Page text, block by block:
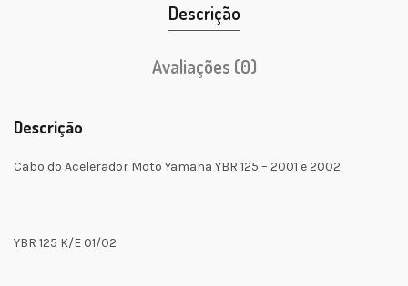
Descrição
Avaliações (0)
Descrição
Cabo do Acelerador Moto Yamaha YBR 125 – 2001 e 2002
YBR 125 K/E 01/02